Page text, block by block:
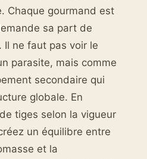
Chaque gourmand est
sa part de
Il ne faut pas voir le
parasite, mais comme
secondaire qui
globale. En
tiges selon la vigueur
un équilibre entre
et la